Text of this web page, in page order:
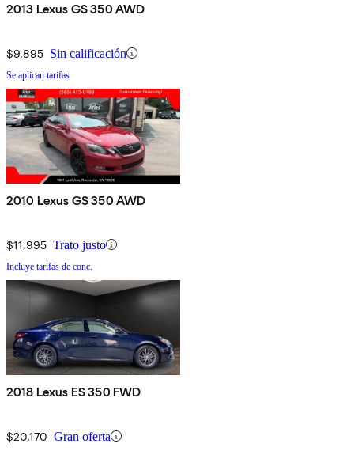
2013 Lexus GS 350 AWD
$9,895 Sin calificación
Se aplican tarifas
2010 Lexus GS 350 AWD
$11,995 Trato justo
Incluye tarifas de conc.
2018 Lexus ES 350 FWD
$20,170 Gran oferta